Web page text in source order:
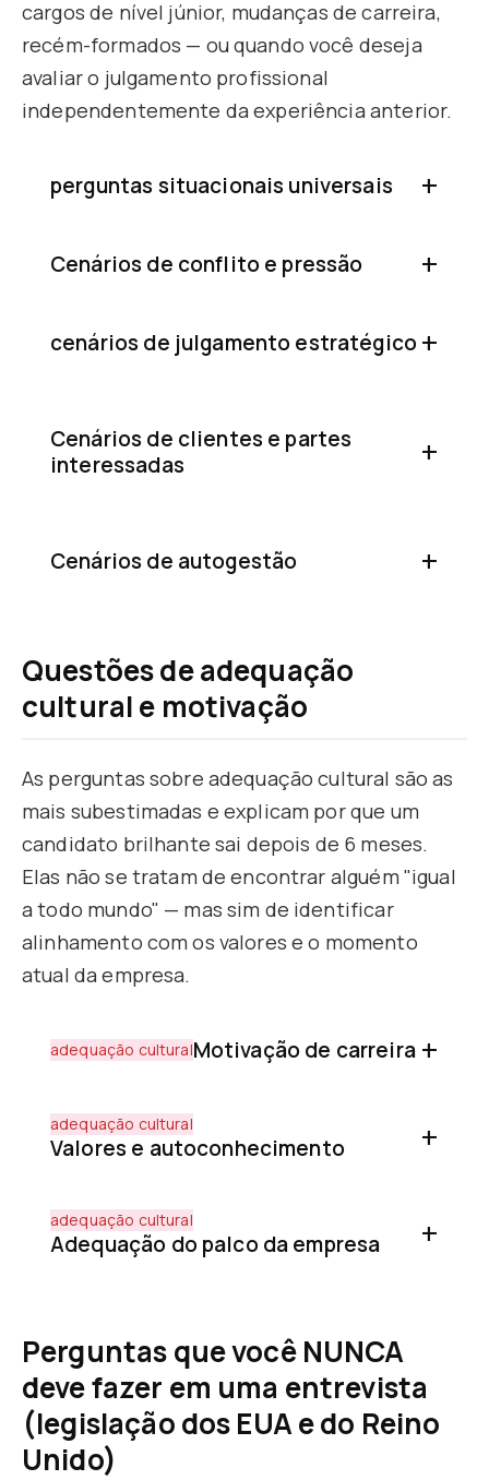
cargos de nível júnior, mudanças de carreira,
recém-formados — ou quando você deseja
avaliar o julgamento profissional
independentemente da experiência anterior.
perguntas situacionais universais
Cenários de conflito e pressão
cenários de julgamento estratégico
Cenários de clientes e partes
interessadas
Cenários de autogestão
Questões de adequação
cultural e motivação
As perguntas sobre adequação cultural são as
mais subestimadas e explicam por que um
candidato brilhante sai depois de 6 meses.
Elas não se tratam de encontrar alguém "igual
a todo mundo" — mas sim de identificar
alinhamento com os valores e o momento
atual da empresa.
adequação culturalMotivação de carreira
adequação cultural
Valores e autoconhecimento
adequação cultural
Adequação do palco da empresa
Perguntas que você NUNCA
deve fazer em uma entrevista
(legislação dos EUA e do Reino
Unido)